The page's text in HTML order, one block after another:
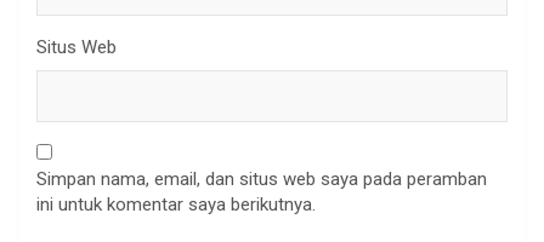
Situs Web
Simpan nama, email, dan situs web saya pada peramban
ini untuk komentar saya berikutnya.